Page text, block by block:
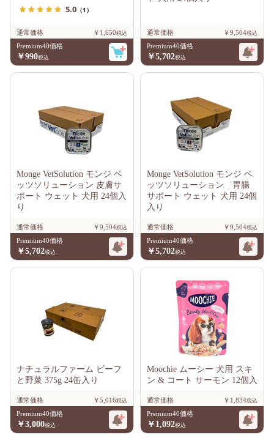
5.0 （1）
通常価格
￥1,650
Premium40価格
￥990
通常価格
￥9,504
Premium40価格
￥5,702
Monge VetSolution モンジ ベ
ッツソリューション 皮膚サ
ポート ウェット 犬用 24個入
り
通常価格
￥9,504
Premium40価格
￥5,702
Monge VetSolution モンジ ベ
ッツソリューション 胃腸
サポート ウェット 犬用 24個
入り
通常価格
￥9,504
Premium40価格
￥5,702
ナチュラルファーム ビーフ
と野菜 375g 24缶入り
通常価格
￥5,016
Premium40価格
￥3,000
Moochie ムーシー 犬用 スキ
ン & コート サーモン 12個入
通常価格
￥1,834
Premium40価格
￥1,092